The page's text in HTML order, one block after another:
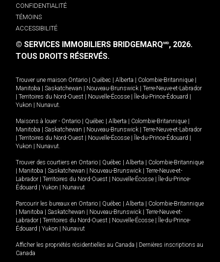
CONFIDENTIALITÉ
TÉMOINS
ACCESSIBILITÉ
© SERVICES IMMOBILIERS BRIDGEMARQMD, 2026.
TOUS DROITS RÉSERVÉS.
Trouver une maison Ontario Québec Alberta Colombie-Britannique
Manitoba
Saskatchewan Nouveau-Brunswick
Terre-Neuve-et-Labrador
Territoires du Nord-Ouest Nouvelle-Écosse Île-du-Prince-Édouard
Yukon
Nunavut.
Maisons à louer - Ontario Québec Alberta Colombie-Britannique
Manitoba
Saskatchewan Nouveau-Brunswick
Terre-Neuve-et-Labrador
Territoires du Nord-Ouest Nouvelle-Écosse Île-du-Prince-Édouard
Yukon
Nunavut.
Trouver des courtiers en Ontario Québec Alberta
Colombie-Britannique
Manitoba Saskatchewan Nouveau-Brunswick
Terre-Neuve-et-
Labrador
Territoires du Nord-Ouest Nouvelle-Écosse
Île-du-Prince-
Édouard
Yukon Nunavut
Parcourir les bureaux en Ontario Québec Alberta
Colombie-Britannique
Manitoba Saskatchewan Nouveau-Brunswick
Terre-Neuve-et-
Labrador
Territoires du Nord-Ouest Nouvelle-Écosse
Île-du-Prince-
Édouard
Yukon Nunavut
Afficher les propriétés résidentielles au Canada
Dernières inscriptions au
Canada